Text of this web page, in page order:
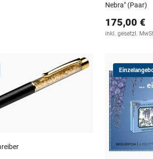
Nebra" (Paar)
175,00 €
inkl. gesetzl.